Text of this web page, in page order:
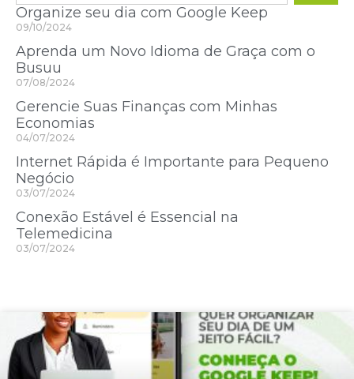
Organize seu dia com Google Keep
09/10/2024
Aprenda um Novo Idioma de Graça com o
Busuu
07/08/2024
Gerencie Suas Finanças com Minhas
Economias
04/07/2024
Internet Rápida é Importante para Pequeno
Negócio
03/07/2024
Conexão Estável é Essencial na
Telemedicina
03/07/2024